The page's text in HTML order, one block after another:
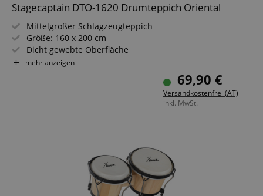
Stagecaptain DTO-1620 Drumteppich Oriental
Mittelgroßer Schlagzeugteppich
Größe: 160 x 200 cm
Dicht gewebte Oberfläche
Rutschfeste Unterseite mit Gummierung
mehr anzeigen
69,90 €
Versandkostenfrei (AT)
inkl. MwSt.